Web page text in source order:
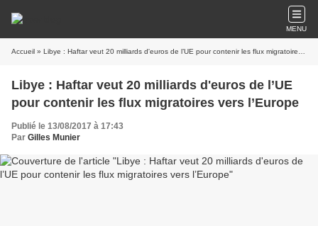
MENU
Accueil » Libye : Haftar veut 20 milliards d'euros de l’UE pour contenir les flux migratoires vers l’Europe
Libye : Haftar veut 20 milliards d'euros de l’UE
pour contenir les flux migratoires vers l’Europe
Publié le 13/08/2017 à 17:43
Par Gilles Munier